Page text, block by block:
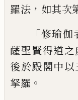
羅法 ， 如其次
「修瑜伽
薩聖賢得道之
後於殿閣中
拏羅 。